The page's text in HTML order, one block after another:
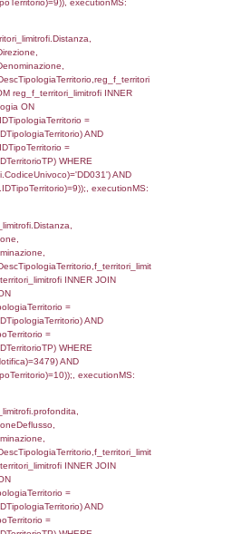
FROM
ON
=
=
AND
f_territori_limitrofi.Distanza,
FROM f_territori_limitrofi
ON
=
=
AND